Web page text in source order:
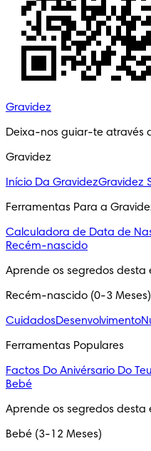
Gravidez
Deixa-nos guiar-te através
Gravidez
Início Da GravidezGravidez
Ferramentas Para a
Calculadora de Data de
Recém-nascido
Aprende os segredos
Recém-nascido (0-3 Meses)
CuidadosDesenvolvimento
Ferramentas Populares
Factos Do Anivérsario Do
Bebé
Aprende os segredos
Bebé (3-12 Meses)